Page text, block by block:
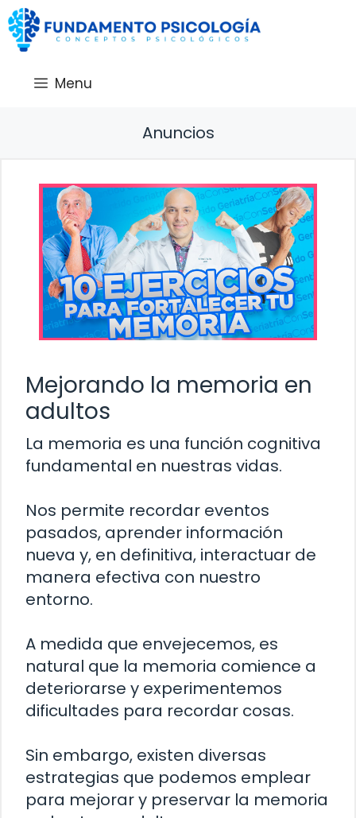
Saltar
al
contenido
Menu
Anuncios
Mejorando la memoria en
adultos
La memoria es una función cognitiva
fundamental en nuestras vidas.
Nos permite recordar eventos
pasados, aprender información
nueva y, en definitiva, interactuar de
manera efectiva con nuestro
entorno.
A medida que envejecemos, es
natural que la memoria comience a
deteriorarse y experimentemos
dificultades para recordar cosas.
Sin embargo, existen diversas
estrategias que podemos emplear
para mejorar y preservar la memoria